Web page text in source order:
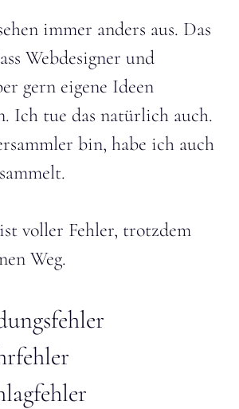
immer anders aus. Das
Webdesigner und
gern eigene Ideen
Ich tue das natürlich auch.
bin, habe ich auch
voller Fehler, trotzdem
Weg.